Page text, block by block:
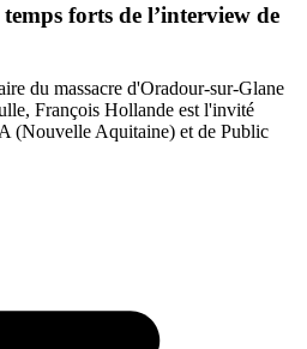
forts de l’interview de
du massacre d'Oradour-sur-Glane
François Hollande est l'invité
(Nouvelle Aquitaine) et de Public